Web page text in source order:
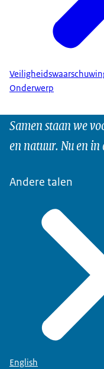
Onderwerp
Samen staan we
en natuur. Nu en
Andere talen
English